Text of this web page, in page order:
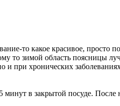
то какое красивое, просто
то зимой область поясницы
и при хронических
минут в закрытой посуде.